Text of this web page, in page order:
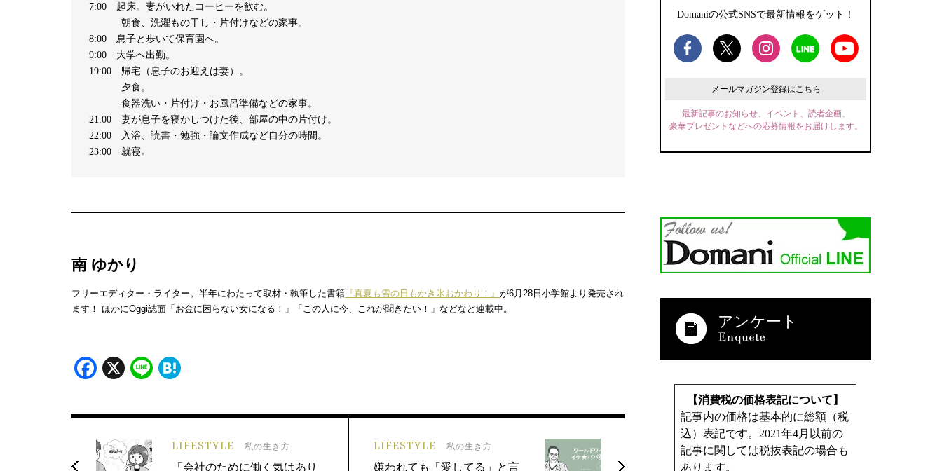
7:00 起床。妻がいれたコーヒーを飲む。
朝食、洗濯もの干し・片付けなどの家事。
8:00 息子と歩いて保育園へ。
9:00 大学へ出勤。
19:00 帰宅（息子のお迎えは妻）。
夕食。
食器洗い・片付け・お風呂準備などの家事。
21:00 妻が息子を寝かしつけた後、部屋の中の片付け。
22:00 入浴、読書・勉強・論文作成など自分の時間。
23:00 就寝。
南 ゆかり
フリーエディター・ライター。半年にわたって取材・執筆した書籍 『真夏も雪の日もかき氷おかわり！』 が6月28日小学館より発売され
ます！ ほかにOggi誌面「お金に困らない女になる！」「この人に今、これが聞きたい！」などなど連載中。
Facebook
X Line
LIFESTYLE 私の生き方
「会社のために働く気はあり
LIFESTYLE 私の生き方
嫌われても「愛してる」と言
Domaniの公式SNSで最新情報をゲット！
メールマガジン登録はこちら
最新記事のお知らせ、イベント、読者企画、
豪華プレゼントなどへの応募情報をお届けします。
アンケート
【消費税の価格表記について】
記事内の価格は基本的に総額（税
込）表記です。2021年4月以前の
記事に関しては税抜表記の場合も
あります。